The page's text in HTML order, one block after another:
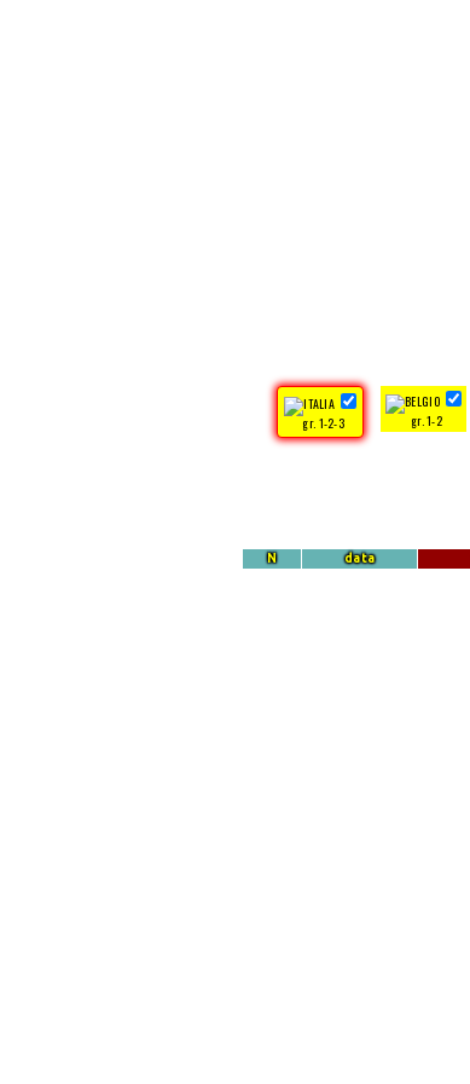
gr. 1-2-3 gr. 1-2
N data